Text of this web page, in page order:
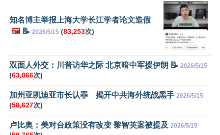
知名博主举报上海大学长江学者论文造假
🖼️📝 2026/5/15 (83,253次)
双面人外交：川普访华之际 北京暗中军援伊朗 📝 2026/5/15
(63,066次)
加州亚凯迪亚市长认罪 揭开中共海外统战黑手 2026/5/15
(58,627次)
卢比奥：美对台政策没有改变 黎智英案被提及 2026/5/15